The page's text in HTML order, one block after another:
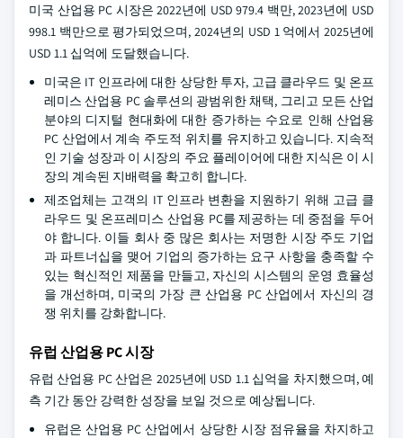
미국 산업용 PC 시장은 2022년에 USD 979.4 백만, 2023년에 USD
998.1 백만으로 평가되었으며, 2024년의 USD 1 억에서 2025년에
USD 1.1 십억에 도달했습니다.
미국은 IT 인프라에 대한 상당한 투자, 고급 클라우드 및 온프
레미스 산업용 PC 솔루션의 광범위한 채택, 그리고 모든 산업
분야의 디지털 현대화에 대한 증가하는 수요로 인해 산업용
PC 산업에서 계속 주도적 위치를 유지하고 있습니다. 지속적
인 기술 성장과 이 시장의 주요 플레이어에 대한 지식은 이 시
장의 계속된 지배력을 확고히 합니다.
제조업체는 고객의 IT 인프라 변환을 지원하기 위해 고급 클
라우드 및 온프레미스 산업용 PC를 제공하는 데 중점을 두어
야 합니다. 이들 회사 중 많은 회사는 저명한 시장 주도 기업
과 파트너십을 맺어 기업의 증가하는 요구 사항을 충족할 수
있는 혁신적인 제품을 만들고, 자신의 시스템의 운영 효율성
을 개선하며, 미국의 가장 큰 산업용 PC 산업에서 자신의 경
쟁 위치를 강화합니다.
유럽 산업용 PC 시장
유럽 산업용 PC 산업은 2025년에 USD 1.1 십억을 차지했으며, 예
측 기간 동안 강력한 성장을 보일 것으로 예상됩니다.
유럽은 산업용 PC 산업에서 상당한 시장 점유율을 차지하고